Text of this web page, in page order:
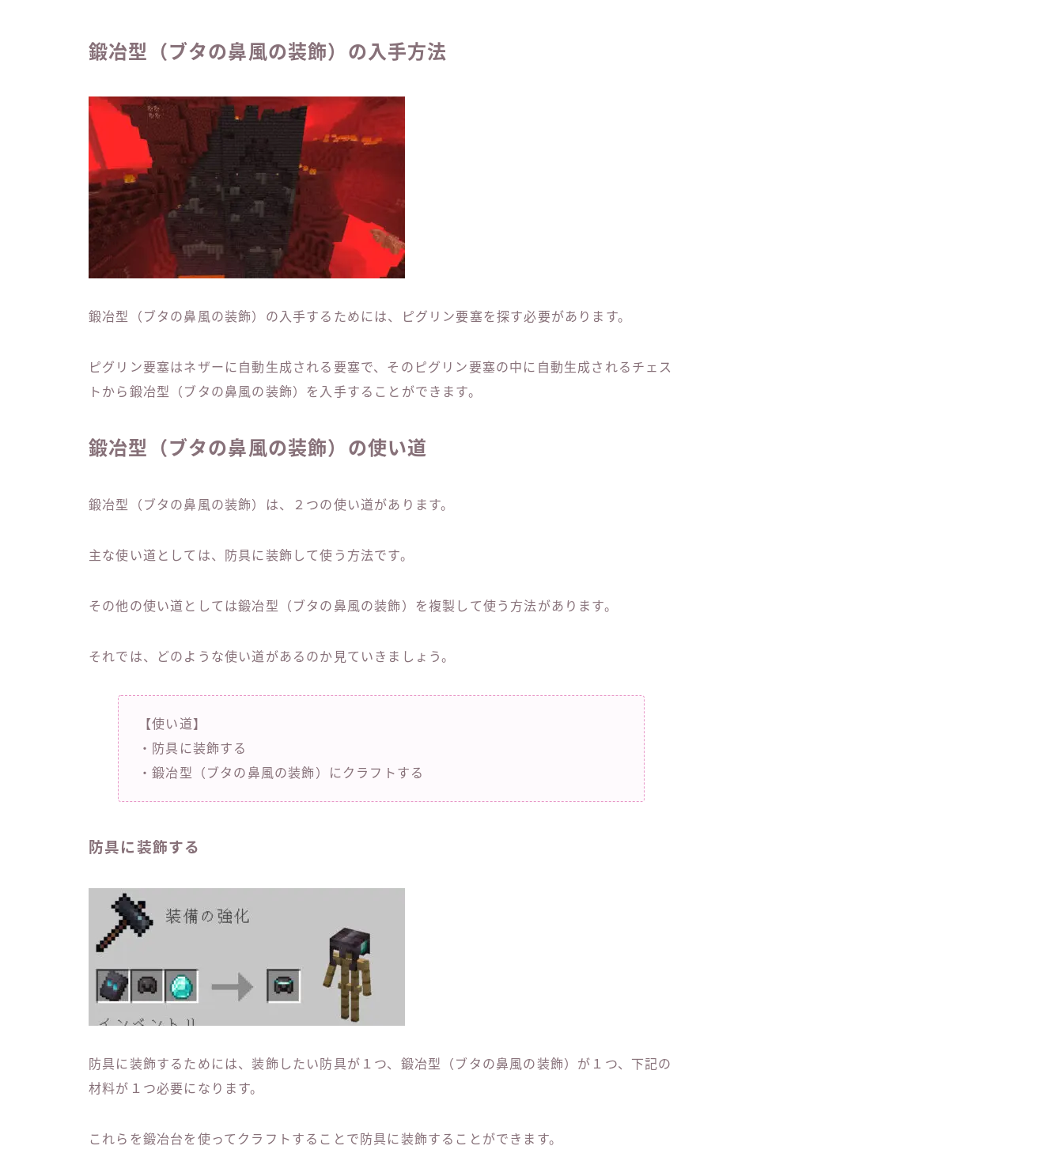
鍛冶型（ブタの鼻風の装飾）の入手方法
鍛冶型（ブタの鼻風の装飾）の入手するためには、ピグリン要塞を探す必要があります。
ピグリン要塞はネザーに自動生成される要塞で、そのピグリン要塞の中に自動生成されるチェス
トから鍛冶型（ブタの鼻風の装飾）を入手することができます。
鍛冶型（ブタの鼻風の装飾）の使い道
鍛冶型（ブタの鼻風の装飾）は、２つの使い道があります。
主な使い道としては、防具に装飾して使う方法です。
その他の使い道としては鍛冶型（ブタの鼻風の装飾）を複製して使う方法があります。
それでは、どのような使い道があるのか見ていきましょう。
【使い道】
・防具に装飾する
・鍛冶型（ブタの鼻風の装飾）にクラフトする
防具に装飾する
防具に装飾するためには、装飾したい防具が１つ、鍛冶型（ブタの鼻風の装飾）が１つ、下記の
材料が１つ必要になります。
これらを鍛冶台を使ってクラフトすることで防具に装飾することができます。